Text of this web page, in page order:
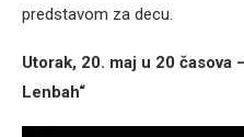
predstavom za decu.
Utorak, 20. maj u 20 časova
Lenbah“